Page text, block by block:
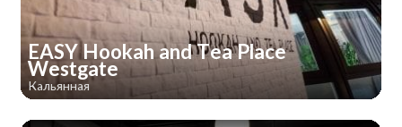
EASY Hookah and Tea Place
Westgate
Кальянная